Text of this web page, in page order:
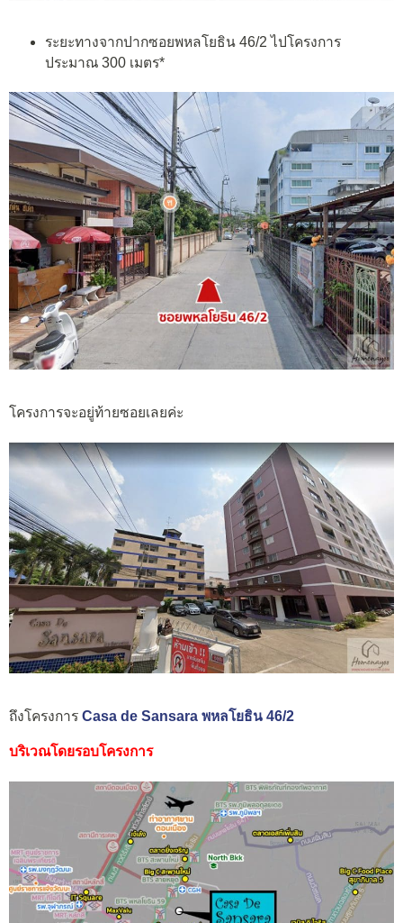
ระยะทางจากปากซอยพหลโยธิน 46/2 ไปโครงการ
ประมาณ 300 เมตร*
โครงการจะอยู่ท้ายซอยเลยค่ะ
ถึงโครงการ Casa de Sansara พหลโยธิน 46/2
บริเวณโดยรอบโครงการ